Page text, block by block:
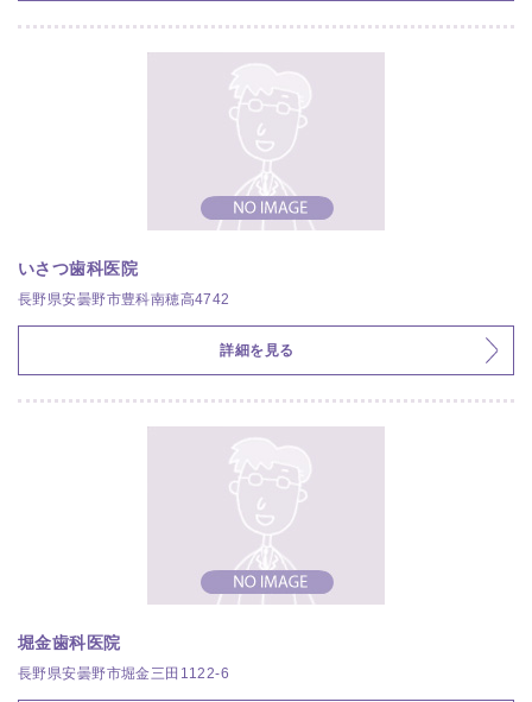
いさつ歯科医院
長野県安曇野市豊科南穂高4742
詳細を見る
堀金歯科医院
長野県安曇野市堀金三田1122-6